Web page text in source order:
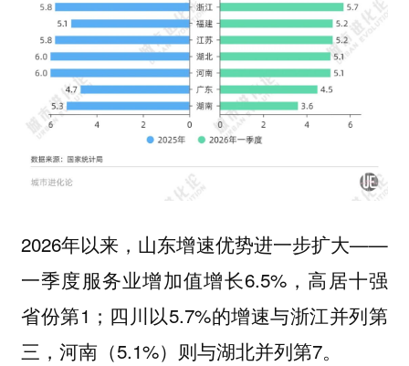
2026年以来，山东增速优势进一步扩大——
一季度服务业增加值增长6.5%，高居十强
省份第1；四川以5.7%的增速与浙江并列第
三，河南（5.1%）则与湖北并列第7。